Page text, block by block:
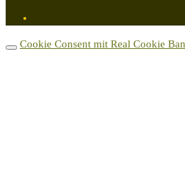
Cookie Consent mit Real Cookie